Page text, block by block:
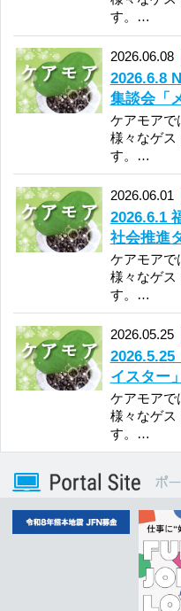
Vaundy/かげろう
ホーム
インフォメー
ション
ローカル
福井県内
イベント情報
会社概要
番組審議会 後援・協賛願い
採用情報